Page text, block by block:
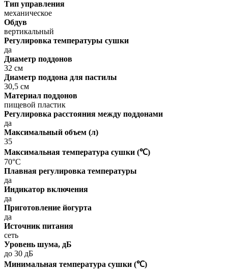
Тип управления
механическое
Обдув
вертикальный
Регулировка температуры сушки
да
Диаметр поддонов
32 см
Диаметр поддона для пастилы
30,5 см
Материал поддонов
пищевой пластик
Регулировка расстояния между поддонами
да
Максимальный объем (л)
35
Максимальная температура сушки (℃)
70°C
Плавная регулировка температуры
да
Индикатор включения
да
Приготовление йогурта
да
Источник питания
сеть
Уровень шума, дБ
до 30 дБ
Минимальная температура сушки (℃)